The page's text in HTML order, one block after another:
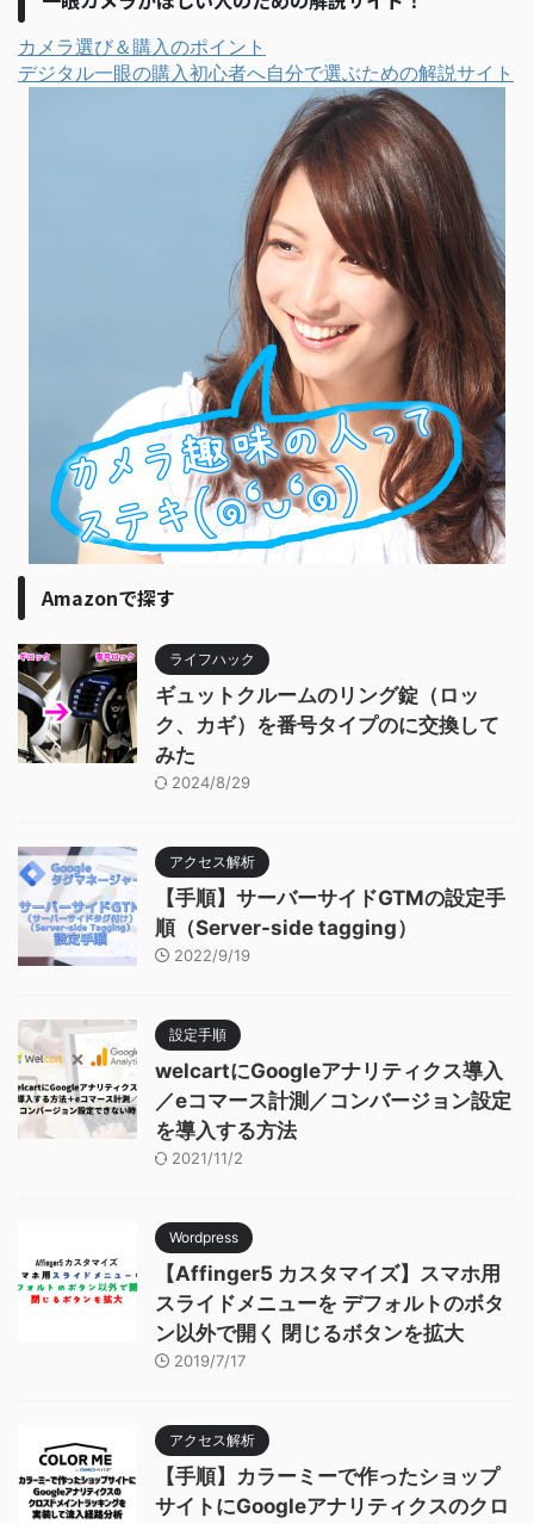
カメラ選び＆購入のポイント
デジタル一眼の購入初心者へ自分で選ぶための解説サイト
Amazonで探す
ライフハック
ギュットクルームのリング錠（ロッ
ク、カギ）を番号タイプのに交換して
みた
2024/8/29
アクセス解析
【手順】サーバーサイドGTMの設定手
順（Server-side tagging）
2022/9/19
設定手順
welcartにGoogleアナリティクス導入
／eコマース計測／コンバージョン設定
を導入する方法
2021/11/2
Wordpress
【Affinger5 カスタマイズ】スマホ用
スライドメニューを デフォルトのボタ
ン以外で開く 閉じるボタンを拡大
2019/7/17
アクセス解析
【手順】カラーミーで作ったショップ
サイトにGoogleアナリティクスのクロ